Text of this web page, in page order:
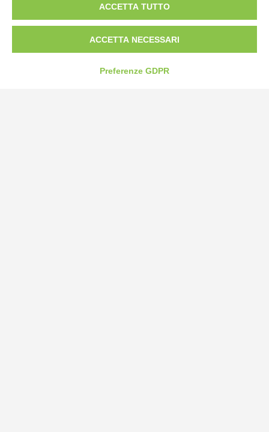
ACCETTA TUTTO
ACCETTA NECESSARI
Preferenze GDPR